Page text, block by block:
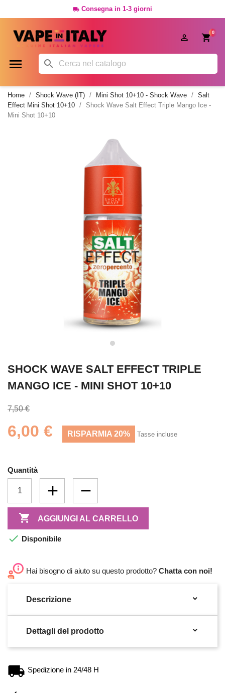
 Consegna in 1-3 giorni
0

 
Home Shock Wave (IT) Mini Shot 10+10 - Shock Wave
Salt
Effect Mini Shot 10+10
Shock Wave Salt Effect Triple Mango Ice -
Mini Shot 10+10
SHOCK WAVE SALT EFFECT TRIPLE
MANGO ICE - MINI SHOT 10+10
7,50 €
6,00 € RISPARMIA 20% Tasse incluse
Quantità
 AGGIUNGI AL CARRELLO
 Disponibile
Hai bisogno di aiuto su questo prodotto? Chatta con noi!
Descrizione 
Dettagli del prodotto 
Spedizione in 24/48 H